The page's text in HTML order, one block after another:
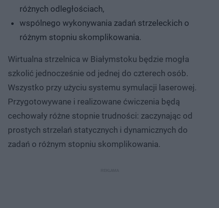
różnych odległościach,
wspólnego wykonywania zadań strzeleckich o
różnym stopniu skomplikowania.
Wirtualna strzelnica w Białymstoku będzie mogła
szkolić jednocześnie od jednej do czterech osób.
Wszystko przy użyciu systemu symulacji laserowej.
Przygotowywane i realizowane ćwiczenia będą
cechowały różne stopnie trudności: zaczynając od
prostych strzelań statycznych i dynamicznych do
zadań o różnym stopniu skomplikowania.